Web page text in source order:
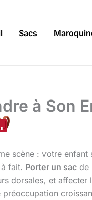
Sacs
à Son
scène : votre
fait. Porter un sac de
dorsales, et affecter
préoccupation